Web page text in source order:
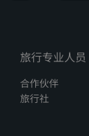
旅行专业人员
合作伙伴
旅行社